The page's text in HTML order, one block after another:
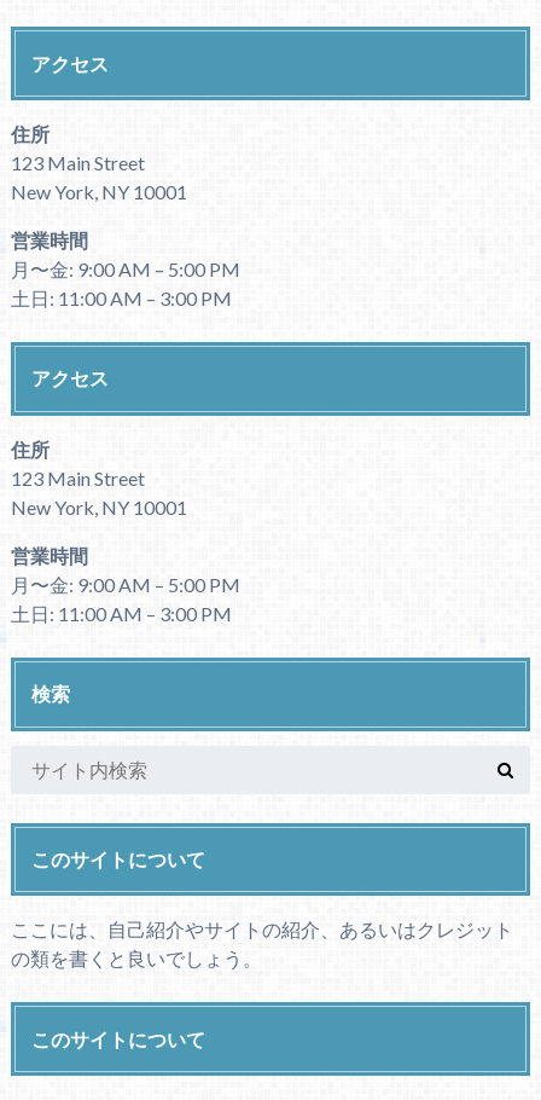
アクセス
住所
123 Main Street
New York, NY 10001
営業時間
月〜金: 9:00 AM – 5:00 PM
土日: 11:00 AM – 3:00 PM
アクセス
住所
123 Main Street
New York, NY 10001
営業時間
月〜金: 9:00 AM – 5:00 PM
土日: 11:00 AM – 3:00 PM
検索
このサイトについて
ここには、自己紹介やサイトの紹介、あるいはクレジット
の類を書くと良いでしょう。
このサイトについて